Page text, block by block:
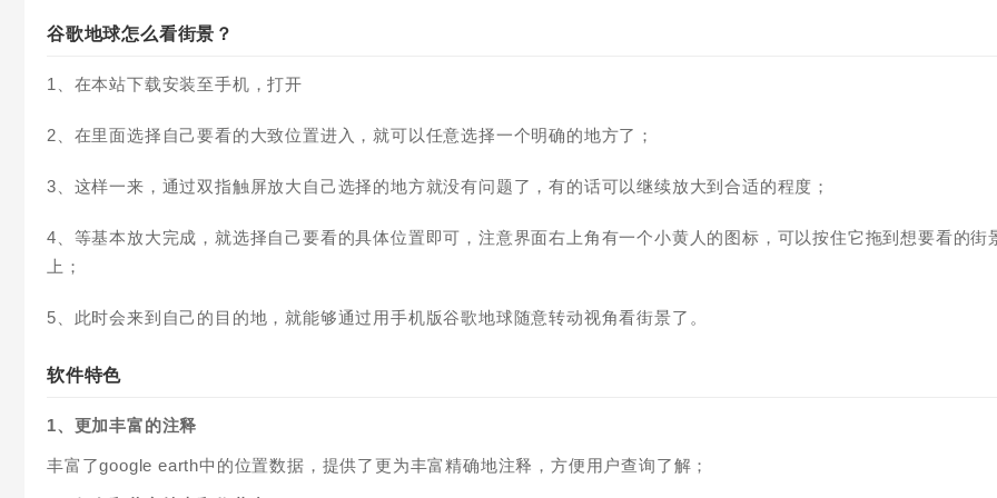
谷歌地球怎么看街景？
1、在本站下载安装至手机，打开
2、在里面选择自己要看的大致位置进入，就可以任意选择一个明确的地方了；
3、这样一来，通过双指触屏放大自己选择的地方就没有问题了，有的话可以继续放大到合适的程度；
4、等基本放大完成，就选择自己要看的具体位置即可，注意界面右上角有一个小黄人的图标，可以按住它拖到想要看的街
上；
5、此时会来到自己的目的地，就能够通过用手机版谷歌地球随意转动视角看街景了。
软件特色
1、更加丰富的注释
丰富了google earth中的位置数据，提供了更为丰富精确地注释，方便用户查询了解；